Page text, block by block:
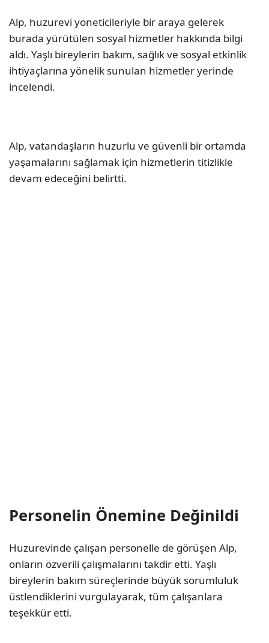
Alp, huzurevi yöneticileriyle bir araya gelerek
burada yürütülen sosyal hizmetler hakkında bilgi
aldı. Yaşlı bireylerin bakım, sağlık ve sosyal etkinlik
ihtiyaçlarına yönelik sunulan hizmetler yerinde
incelendi.
Alp, vatandaşların huzurlu ve güvenli bir ortamda
yaşamalarını sağlamak için hizmetlerin titizlikle
devam edeceğini belirtti.
Personelin Önemine Değinildi
Huzurevinde çalışan personelle de görüşen Alp,
onların özverili çalışmalarını takdir etti. Yaşlı
bireylerin bakım süreçlerinde büyük sorumluluk
üstlendiklerini vurgulayarak, tüm çalışanlara
teşekkür etti.